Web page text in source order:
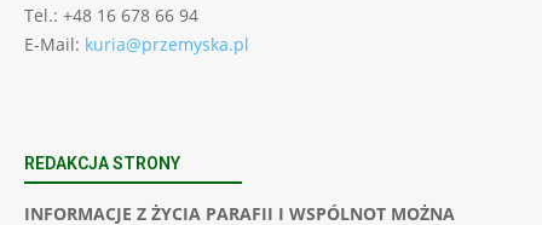
Tel.: +48 16 678 66 94
E-Mail: kuria@przemyska.pl
REDAKCJA STRONY
INFORMACJE Z ŻYCIA PARAFII I WSPÓLNOT MOŻNA